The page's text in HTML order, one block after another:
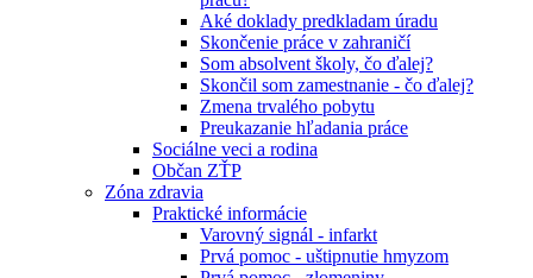
Aké doklady predkladam úradu
Skončenie práce v zahraničí
Som absolvent školy, čo ďalej?
Skončil som zamestnanie - čo ďalej?
Zmena trvalého pobytu
Preukazanie hľadania práce
Sociálne veci a rodina
Občan ZŤP
Zóna zdravia
Praktické informácie
Varovný signál - infarkt
Prvá pomoc - uštipnutie hmyzom